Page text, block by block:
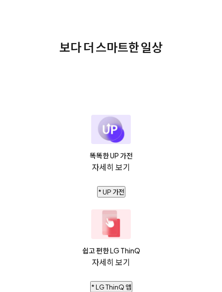
보다 더 스마트한 일상
똑똑한 UP 가전
자세히 보기
* UP 가전
쉽고 편한 LG ThinQ
자세히 보기
* LG ThinQ 앱